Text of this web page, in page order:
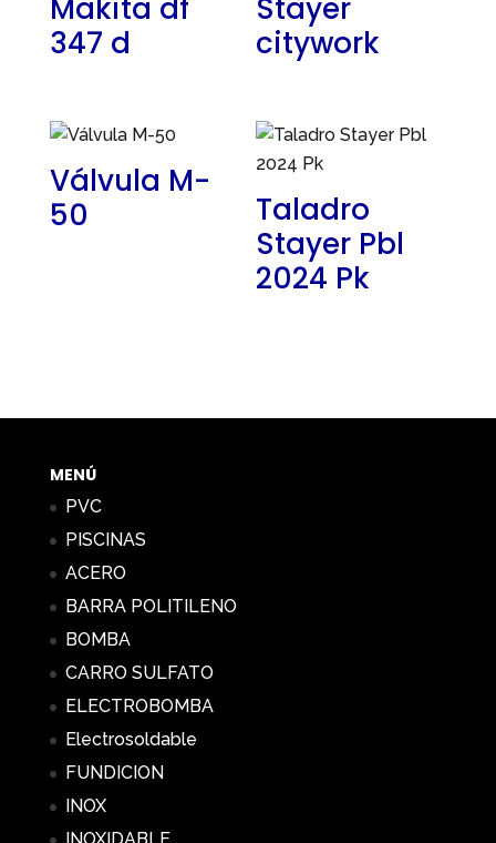
Makita df
347 d
Stayer
citywork
Válvula M-
50
Taladro
Stayer Pbl
2024 Pk
MENÚ
PVC
PISCINAS
ACERO
BARRA POLITILENO
BOMBA
CARRO SULFATO
ELECTROBOMBA
Electrosoldable
FUNDICION
INOX